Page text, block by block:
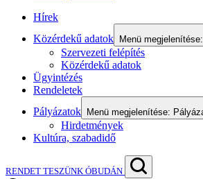
Hírek
Közérdekű adatok
Menü
Szervezeti felépítés
Közérdekű adatok
Ügyintézés
Rendeletek
Pályázatok
Menü megjelenítése:
Hirdetmények
Kultúra, szabadidő
RENDET TESZÜNK ÓBUDÁN